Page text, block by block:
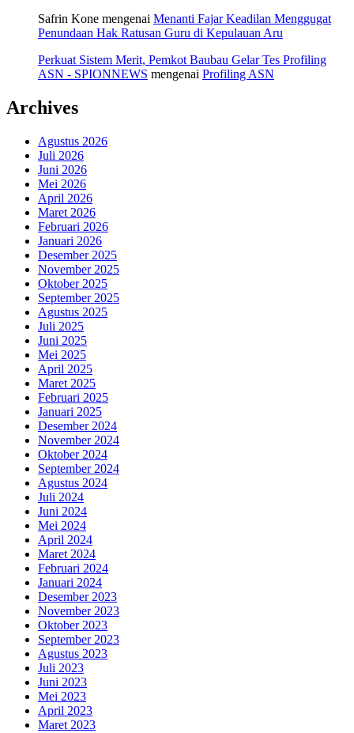
Safrin Kone mengenai Menanti Fajar Keadilan Menggugat
Penundaan Hak Ratusan Guru di Kepulauan Aru
Perkuat Sistem Merit, Pemkot Baubau Gelar Tes Profiling
ASN - SPIONNEWS mengenai Profiling ASN
Archives
Agustus 2026
Juli 2026
Juni 2026
Mei 2026
April 2026
Maret 2026
Februari 2026
Januari 2026
Desember 2025
November 2025
Oktober 2025
September 2025
Agustus 2025
Juli 2025
Juni 2025
Mei 2025
April 2025
Maret 2025
Februari 2025
Januari 2025
Desember 2024
November 2024
Oktober 2024
September 2024
Agustus 2024
Juli 2024
Juni 2024
Mei 2024
April 2024
Maret 2024
Februari 2024
Januari 2024
Desember 2023
November 2023
Oktober 2023
September 2023
Agustus 2023
Juli 2023
Juni 2023
Mei 2023
April 2023
Maret 2023